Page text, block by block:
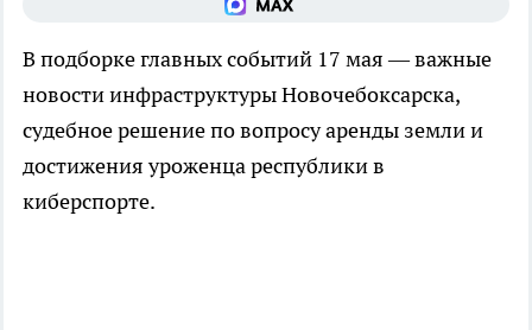
В подборке главных событий 17 мая — важные
новости инфраструктуры Новочебоксарска,
судебное решение по вопросу аренды земли и
достижения уроженца республики в
киберспорте.